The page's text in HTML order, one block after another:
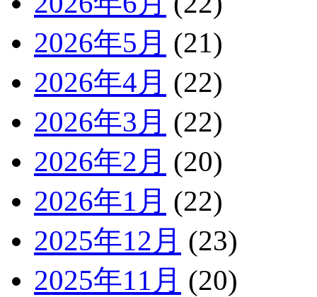
2026年5月 (21)
2026年4月 (22)
2026年3月 (22)
2026年2月 (20)
2026年1月 (22)
2025年12月 (23)
2025年11月 (20)